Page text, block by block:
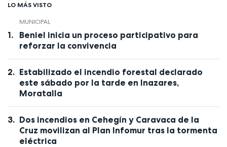
LO MÁS VISTO
MUNICIPAL
Beniel inicia un proceso participativo para
reforzar la convivencia
Estabilizado el incendio forestal declarado
este sábado por la tarde en Inazares,
Moratalla
Dos incendios en Cehegín y Caravaca de la
Cruz movilizan al Plan Infomur tras la tormenta
eléctrica